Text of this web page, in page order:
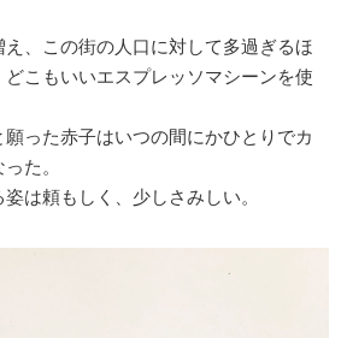
、この街の人口に対して多過ぎるほ
こもいいエスプレッソマシーンを使
願った赤子はいつの間にかひとりでカ
た。
は頼もしく、少しさみしい。